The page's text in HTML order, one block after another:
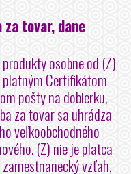
tovar, dane
osobne od (Z)
platným Certifikátom
pošty na dobierku,
za tovar sa uhrádza
veľkoobchodného
(Z) nie je platca
vzťah,